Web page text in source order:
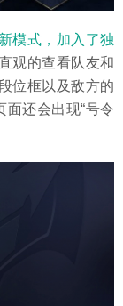
模式，加入了独
观的查看队友和
位框以及敌方的
面还会出现“号令